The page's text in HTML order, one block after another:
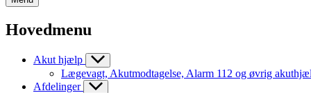
Hovedmenu
Akut hjælp
Lægevagt, Akutmodtagelse, Alarm 112 og øvrig
Afdelinger